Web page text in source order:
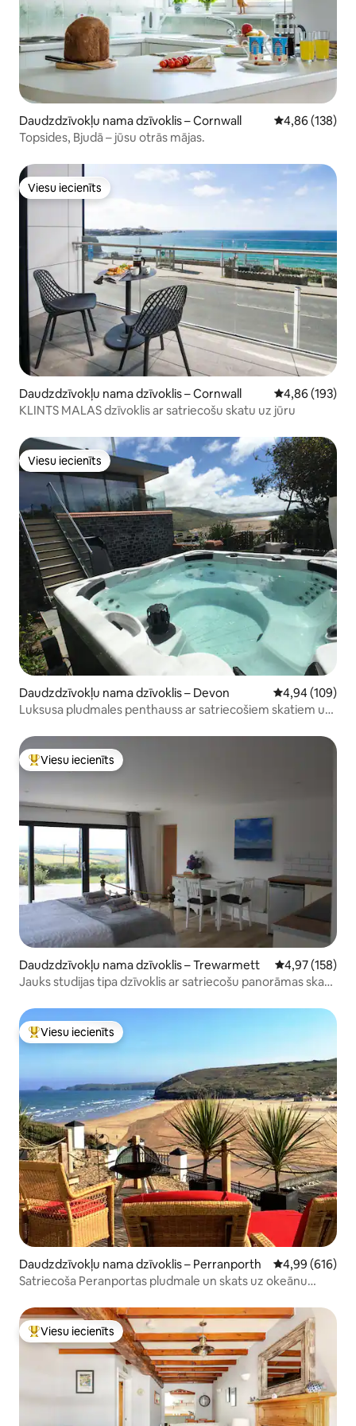
Daudzdzīvokļu nama dzīvoklis – Cornwall Vidējais
4,86 (138)
Topsides, Bjudā – jūsu otrās mājas.
Viesu iecienīts
Viesu iecienīts
Daudzdzīvokļu nama dzīvoklis – Cornwall Vidējais
4,86 (193)
KLINTS MALAS dzīvoklis ar satriecošu skatu uz jūru
Viesu iecienīts
Viesu iecienīts
Daudzdzīvokļu nama dzīvoklis – Devon Vidējais
4,94 (109)
Luksusa pludmales penthauss ar satriecošiem skatiem uz
Populārs viesu iecienīts mājoklis
Viesu iecienīts
Daudzdzīvokļu nama dzīvoklis – Trewarmett Vidējais
4,97 (158)
Jauks studijas tipa dzīvoklis ar satriecošu panorāmas skatu
Populārs viesu iecienīts mājoklis
Viesu iecienīts
Daudzdzīvokļu nama dzīvoklis – Perranporth Vidējais
4,99 (616)
Satriecoša Peranportas pludmale un skats uz okeānu
Populārs viesu iecienīts mājoklis
Viesu iecienīts